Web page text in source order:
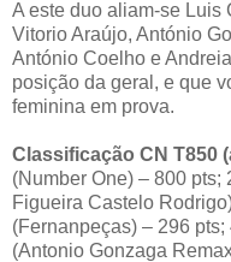
A este duo aliam-se Luis
Vitorio Araújo, António
António Coelho e
posição da geral, e que
feminina em prova.
Classificação CN T850
(Number One) – 800 pts;
Figueira Castelo
(Fernanpeças) – 296
(Antonio Gonzaga